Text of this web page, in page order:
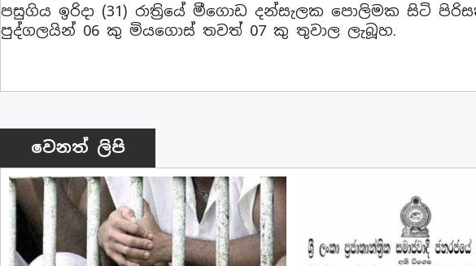
පසුගිය ඉරිදා (31) රාත්‍රියේ මීගොඩ දන්සැලක පොලිමක සිටි
පුද්ගලයින් 06 කු මියගොස් තවත් 07 කු තුවාල ලැබූහ.
වෙනත් ලිපි